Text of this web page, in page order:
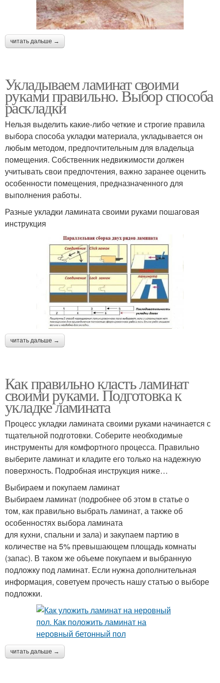
читать дальше →
Укладываем ламинат своими
руками правильно. Выбор способа
раскладки
Нельзя выделить какие-либо четкие и строгие правила
выбора способа укладки материала, укладывается он
любым методом, предпочтительным для владельца
помещения. Собственник недвижимости должен
учитывать свои предпочтения, важно заранее оценить
особенности помещения, предназначенного для
выполнения работы.
Разные укладки ламината своими руками пошаговая
инструкция
читать дальше →
Как правильно класть ламинат
своими руками. Подготовка к
укладке ламината
Процесс укладки ламината своими руками начинается с
тщательной подготовки. Соберите необходимые
инструменты для комфортного процесса. Правильно
выберите ламинат и кладите его только на надежную
поверхность. Подробная инструкция ниже…
Выбираем и покупаем ламинат
Выбираем ламинат (подробнее об этом в статье о
том, как правильно выбрать ламинат, а также об
особенностях выбора ламината
для кухни, спальни и зала) и закупаем партию в
количестве на 5% превышающем площадь комнаты
(запас). В таком же объеме покупаем и выбранную
подложку под ламинат. Если нужна дополнительная
информация, советуем прочесть нашу статью о выборе
подложки.
читать дальше →